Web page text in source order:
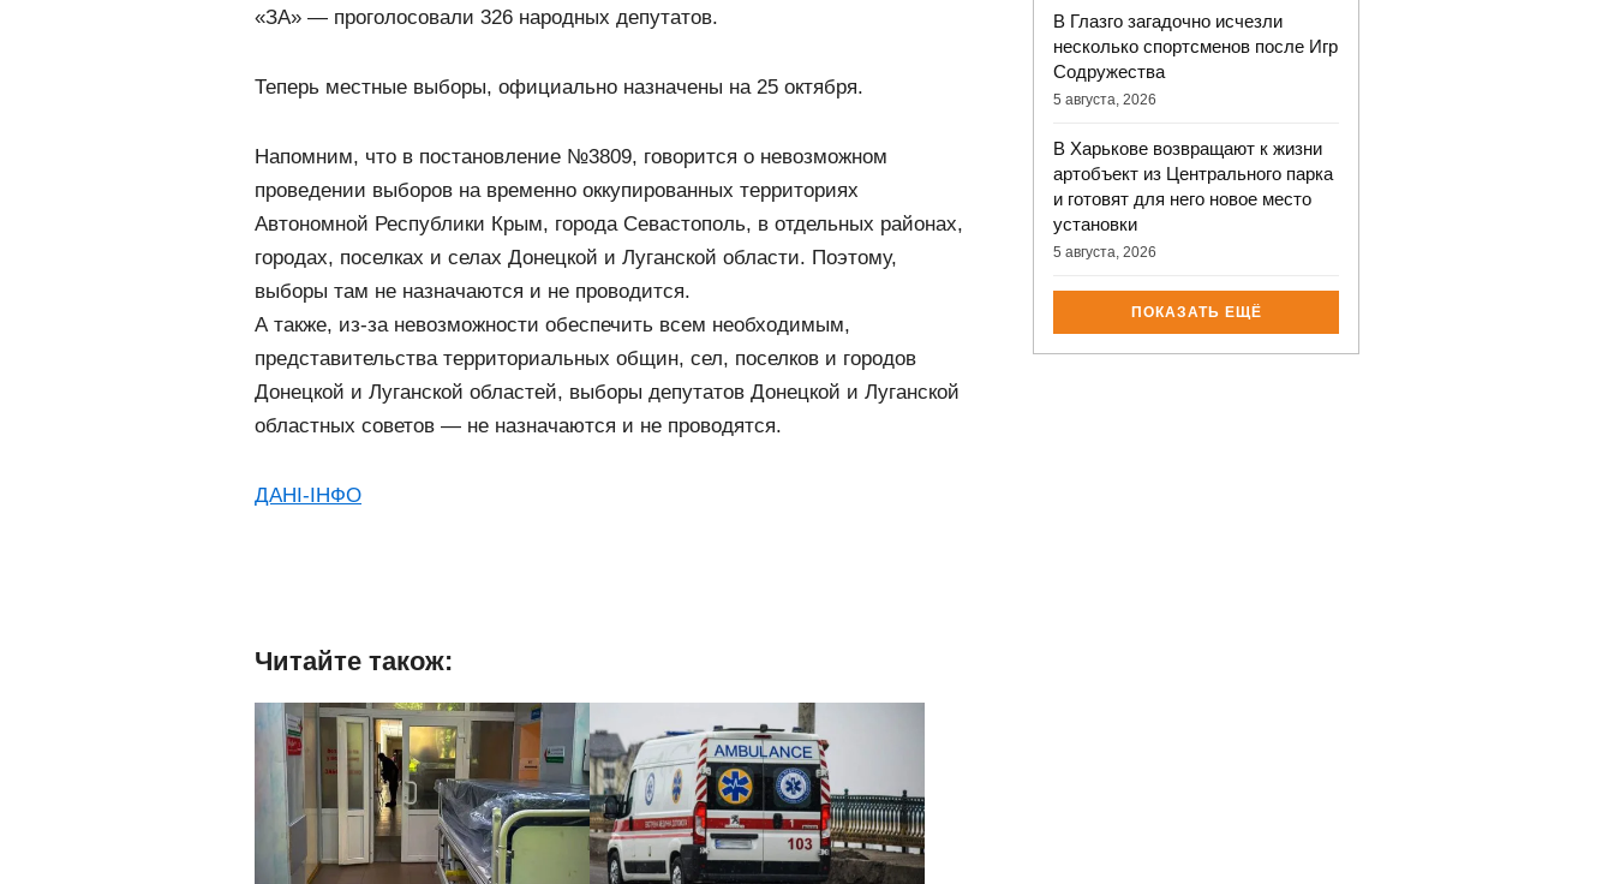
«ЗА» — проголосовали 326 народных депутатов.
Теперь местные выборы, официально назначены на 25 октября.
Напомним, что в постановление №3809, говорится о невозможном
проведении выборов на временно оккупированных территориях
Автономной Республики Крым, города Севастополь, в отдельных районах,
городах, поселках и селах Донецкой и Луганской области. Поэтому,
выборы там не назначаются и не проводится.
А также, из-за невозможности обеспечить всем необходимым,
представительства территориальных общин, сел, поселков и городов
Донецкой и Луганской областей, выборы депутатов Донецкой и Луганской
областных советов — не назначаются и не проводятся.
ДАНІ-ІНФО
Читайте також:
В Глазго загадочно исчезли
несколько спортсменов после Игр
Содружества
5 августа, 2026
В Харькове возвращают к жизни
артобъект из Центрального парка
и готовят для него новое место
установки
5 августа, 2026
ПОКАЗАТЬ ЕЩЁ